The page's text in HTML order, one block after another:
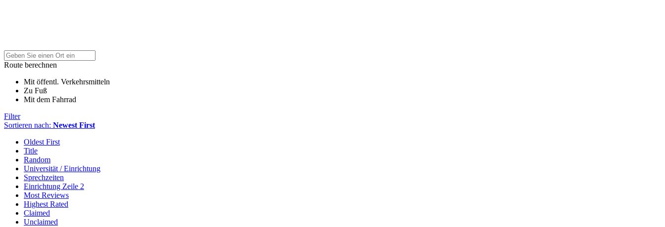
Route berechnen
Mit öffentl. Verkehrsmitteln
Zu Fuß
Mit dem Fahrrad
Filter
Sortieren nach: Newest First
Oldest First
Title
Random
Universität / Einrichtung
Sprechzeiten
Einrichtung Zeile 2
Most Reviews
Highest Rated
Claimed
Unclaimed